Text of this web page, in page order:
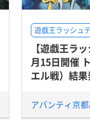
遊戯王ラッシュ
【遊戯王ラ
月15日開催
エル戦）結果
アバンティ京